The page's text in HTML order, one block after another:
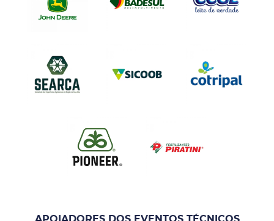
APOIADORES DOS EVENTOS TÉCNICOS